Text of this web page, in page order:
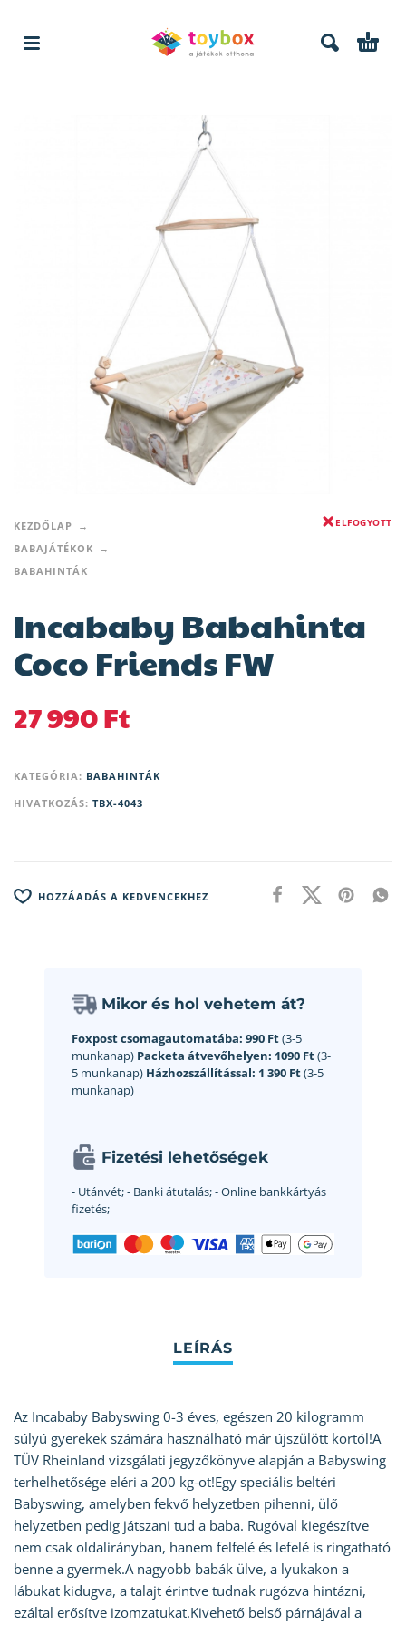
KEZDŐLAP
BABAJÁTÉKOK
BABAHINTÁK
ELFOGYOTT
Incababy Babahinta
Coco Friends FW
27 990Ft
KATEGÓRIA: BABAHINTÁK
HIVATKOZÁS: TBX-4043
HOZZÁADÁS A KEDVENCEKHEZ
Mikor és hol vehetem át?
Foxpost csomagautomatába: 990 Ft(3-5
munkanap) Packeta átvevőhelyen: 1090 Ft(3-
5 munkanap) Házhozszállítással: 1 390 Ft(3-5
munkanap)
Fizetési lehetőségek
- Utánvét;- Banki átutalás;- Online bankkártyás
fizetés;
Az Incababy Babyswing 0-3 éves, egészen 20 kilogramm
súlyú gyerekek számára használható már újszülött kortól!A
TÜV Rheinland vizsgálati jegyzőkönyve alapján a Babyswing
terhelhetősége eléri a 200 kg-ot!Egy speciális beltéri
Babyswing, amelyben fekvő helyzetben pihenni, ülő
helyzetben pedig játszani tud a baba. Rugóval kiegészítve
nem csak oldalirányban, hanem felfelé és lefelé is ringatható
benne a gyermek.A nagyobb babák ülve, a lyukakon a
lábukat kidugva, a talajt érintve tudnak rugózva hintázni,
ezáltal erősítve izomzatukat.Kivehető belső párnájával a